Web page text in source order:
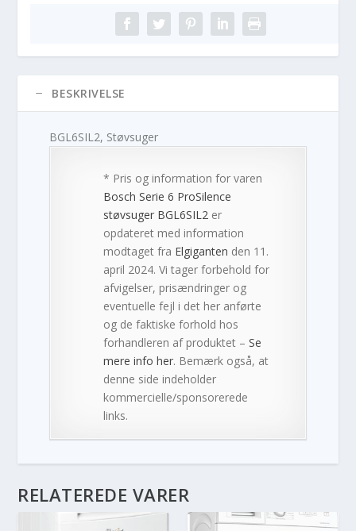
BESKRIVELSE
BGL6SIL2, Støvsuger
* Pris og information for varen
Bosch Serie 6 ProSilence
støvsuger BGL6SIL2 er
opdateret med information
modtaget fra Elgiganten den 11.
april 2024. Vi tager forbehold for
afvigelser, prisændringer og
eventuelle fejl i det her anførte
og de faktiske forhold hos
forhandleren af produktet –Se
mere info her. Bemærk også, at
denne side indeholder
kommercielle/sponsorerede
links.
RELATEREDE VARER